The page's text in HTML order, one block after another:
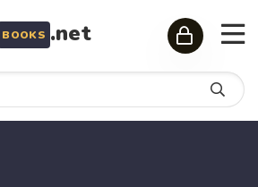
BOOKS .net